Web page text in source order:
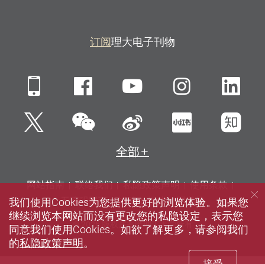
订阅理大电子刊物
Mobile FacebookYouTube
Twitter微信 新浪微博小红书知
全部
网站指南 联络我们 私隐政策声明
使用条款
无障碍网页
招聘 媒体 图书馆
© 2026 版权属香港理工大学所有
我们使用Cookies为您提供更好的浏览体验。如果您
继续浏览本网站而没有更改您的私隐设定，表示您
同意我们使用Cookies。如欲了解更多，请参阅我们
的私隐政策声明。